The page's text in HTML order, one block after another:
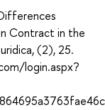
Contract in the
(2), 25.
login.aspx?